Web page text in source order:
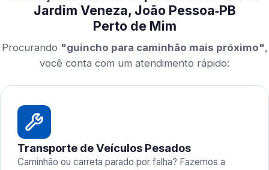
Jardim Veneza, João Pessoa‑PB
Perto de Mim
Procurando "guincho para caminhão mais próximo",
você conta com um atendimento rápido:
Transporte de Veículos Pesados
Caminhão ou carreta parado por falha? Fazemos a